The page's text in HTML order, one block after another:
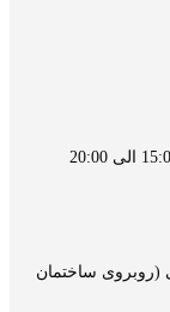
(روبروی ساختمان